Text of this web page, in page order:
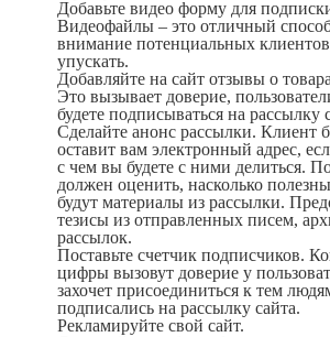
Добавьте видео форму для
Видеофайлы – это отличный
внимание потенциальных
упускать.
Добавляйте на сайт отзывы о
Это вызывает доверие,
будете подписываться на рассылку
Сделайте анонс рассылки. Клиент
оставит вам электронный адрес,
с чем вы будете с ними делиться.
должен оценить, насколько
будут материалы из рассылки.
тезисы из отправленных писем,
рассылок.
Поставьте счетчик подписчиков.
цифры вызовут доверие у
захочет присоединиться к тем
подписались на рассылку сайта.
Рекламируйте свой сайт.